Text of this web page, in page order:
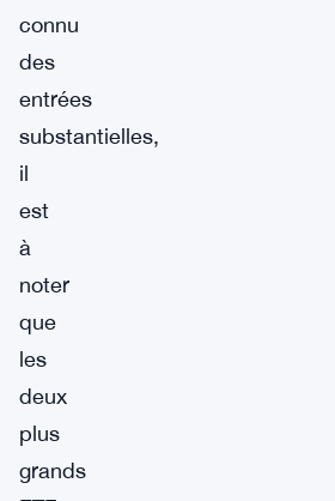
connu
des
entrées
substantielles,
il
est
à
noter
que
les
deux
plus
grands